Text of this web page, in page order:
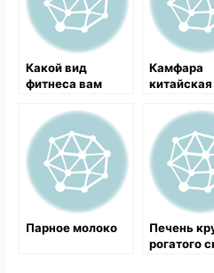
Какой вид
фитнеса вам
Камфара
китайская
Парное молоко
Печень
рогатого